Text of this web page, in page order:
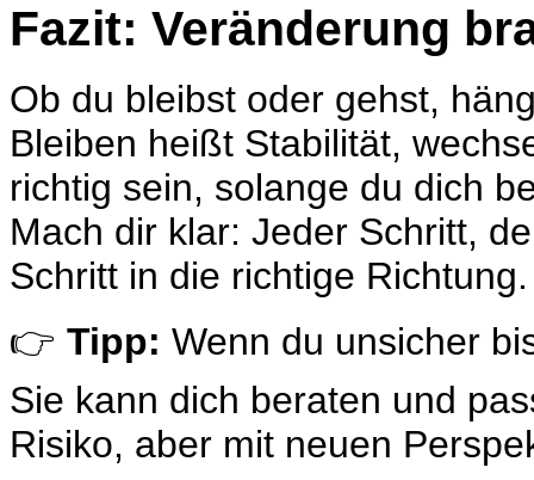
Fazit: Veränderung
Ob du bleibst oder gehst,
Bleiben heißt Stabilität,
richtig sein, solange du dich
Mach dir klar: Jeder Schritt,
Schritt in die richtige Richtung.
👉 Tipp: Wenn du unsicher
Sie kann dich beraten und
Risiko, aber mit neuen